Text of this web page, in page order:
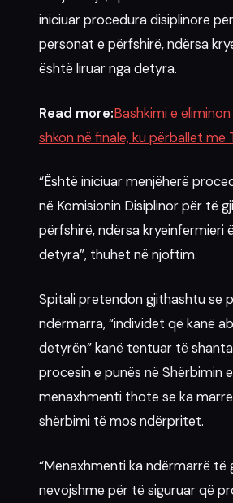
iniciuar procedura disiplinore
personat e përfshirë, ndërsa
është liruar nga detyra.
Read more:Bashkimi e
shkon në finale, ku përballet me
“Është iniciuar menjëherë
në Komisionin Disiplinor për të
përfshirë, ndërsa kryeinfermieri
detyra”, thuhet në njoftim.
Spitali pretendon gjithashtu se
ndërmarra, “individët që kanë
detyrën” kanë tentuar të
procesin e punës në Shërbimin
menaxhmenti thotë se ka
shërbimi të mos ndërpritet.
“Menaxhmenti ka ndërmarrë të
nevojshme për të siguruar që